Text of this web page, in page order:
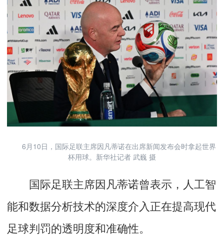
6月10日，国际足联主席因凡蒂诺在出席新闻发布会时拿起世界
杯用球。新华社记者 武巍 摄
国际足联主席因凡蒂诺曾表示，人工智
能和数据分析技术的深度介入正在提高现代
足球判罚的透明度和准确性。